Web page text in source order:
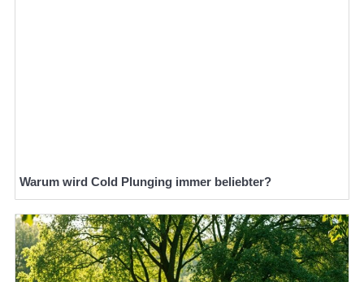
Warum wird Cold Plunging immer beliebter?